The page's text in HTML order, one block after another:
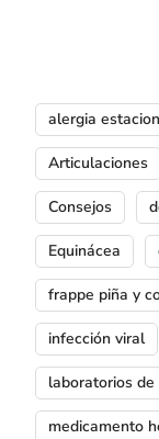
alergia
Articulaciones
Consejos
Equinácea
frappe piña y
infección viral
laboratorios
medicamento